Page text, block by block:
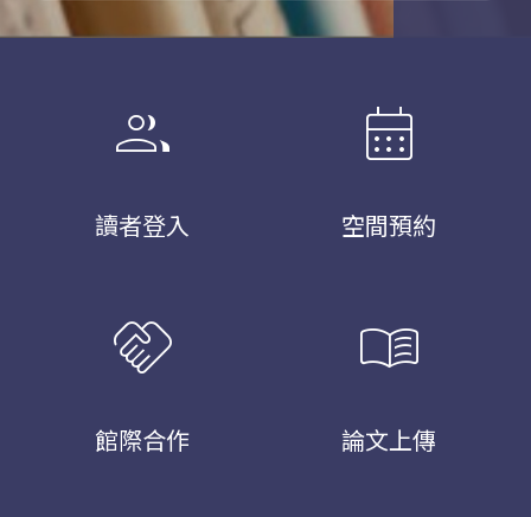
group
讀者登入
calendar_month
空間預約
handshake
館際合作
menu_book
論文上傳